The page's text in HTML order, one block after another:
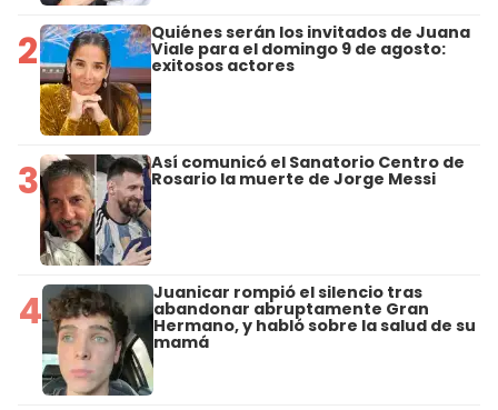
2 Quiénes serán los invitados de Juana
Viale para el domingo 9 de agosto:
exitosos actores
3 Así comunicó el Sanatorio Centro de
Rosario la muerte de Jorge Messi
4 Juanicar rompió el silencio tras
abandonar abruptamente Gran
Hermano, y habló sobre la salud de su
mamá